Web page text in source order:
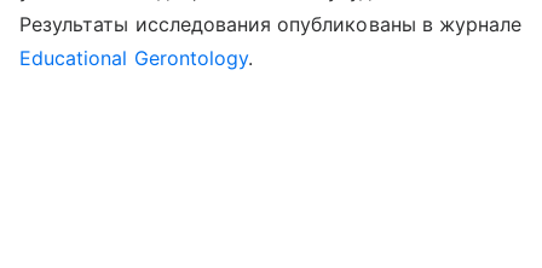
Результаты исследования опубликованы в журнале
Educational Gerontology.